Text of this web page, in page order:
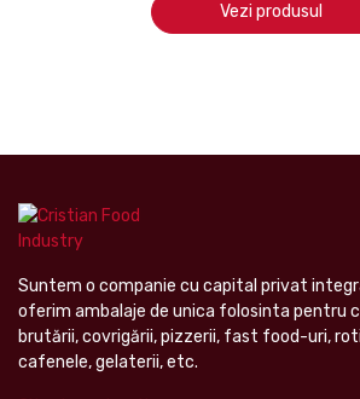
Vezi produsul
Suntem o companie cu capital privat
oferim ambalaje de unica folosinta pentru
brutării, covrigării, pizzerii, fast food-uri,
cafenele, gelaterii, etc.